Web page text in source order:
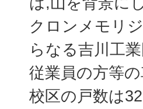
クロンメモリ
らなる吉川工
従業員の方等
校区の戸数は